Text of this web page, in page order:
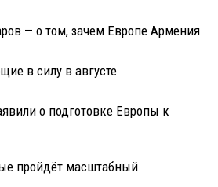
— о том, зачем Европе Армения
в силу в августе
о подготовке Европы к
пройдёт масштабный